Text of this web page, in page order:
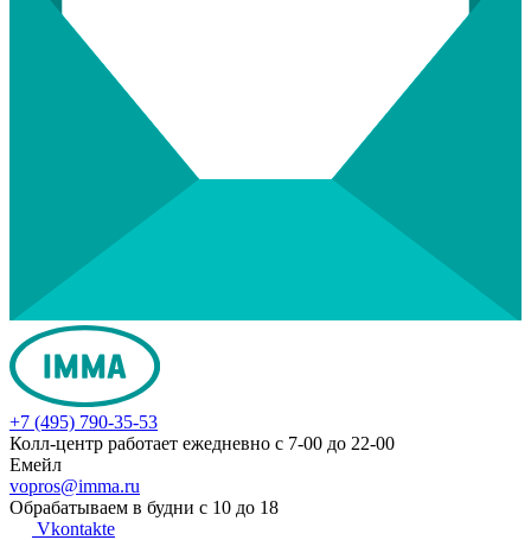
+7 (495) 790-35-53
Колл-центр работает ежедневно с 7-00 до 22-00
Емейл
vopros@imma.ru
Обрабатываем в будни с 10 до 18
Vkontakte